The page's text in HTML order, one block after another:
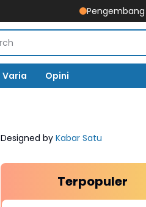
Pengembang
Varia Opini
Designed by Kabar Satu
Terpopuler